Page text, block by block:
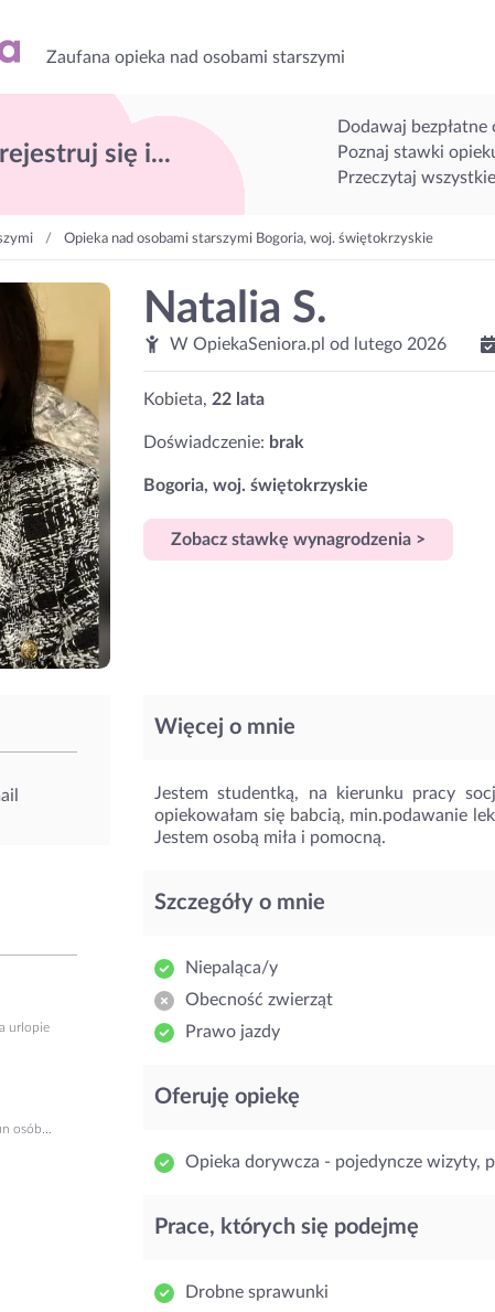
Zaufana opieka nad osobami starszymi
się i...
Dodawaj bezpłatne
Poznaj stawki
Przeczytaj
Opieka nad osobami starszymi Bogoria, woj. świętokrzyskie
Natalia S.
W OpiekaSeniora.pl od lutego 2026
Kobieta, 22 lata
Doświadczenie: brak
Bogoria, woj. świętokrzyskie
Zobacz stawkę wynagrodzenia >
urlopie
osób...
Więcej o mnie
Jestem studentką, na kierunku pracy
opiekowałam się babcią, min.podawanie
Jestem osobą miła i pomocną.
Szczegóły o mnie
Niepaląca/y
Obecność zwierząt
Prawo jazdy
Oferuję opiekę
Opieka dorywcza - pojedyncze wizyty,
Prace, których się podejmę
Drobne sprawunki